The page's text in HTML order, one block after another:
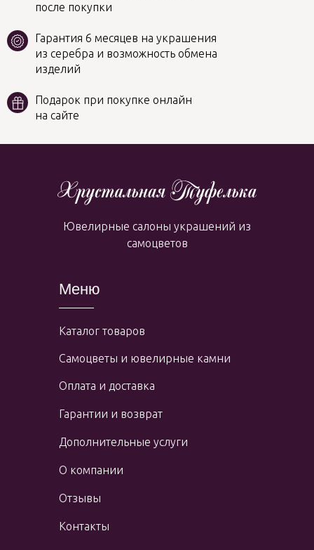
после покупки
Гарантия 6 месяцев на украшения
из серебра и возможность обмена
изделий
Подарок при покупке онлайн
на сайте
Меню
Каталог товаров
Самоцветы и ювелирные камни
Оплата и доставка
Ювелирные салоны украшений из
самоцветов
Гарантии и возврат
Дополнительные услуги
О компании
Отзывы
Контакты